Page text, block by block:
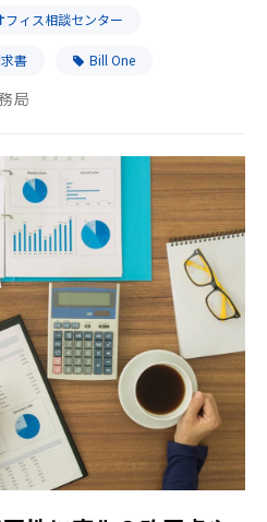
フィス相談センター
書 Bill One
局